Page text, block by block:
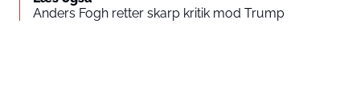
Anders Fogh retter skarp kritik mod Trump